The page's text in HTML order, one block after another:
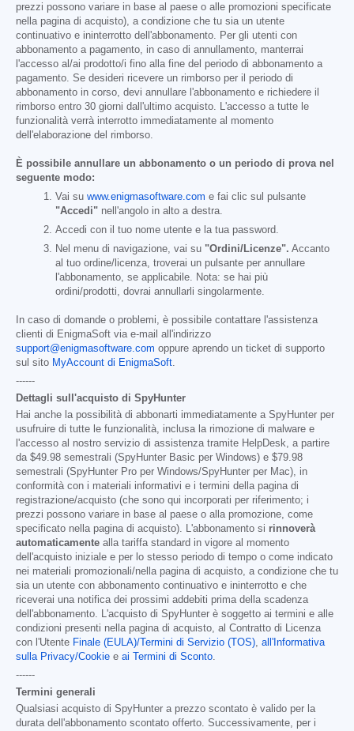
prezzi possono variare in base al paese o alle promozioni specificate
nella pagina di acquisto), a condizione che tu sia un utente
continuativo e ininterrotto dell'abbonamento. Per gli utenti con
abbonamento a pagamento, in caso di annullamento, manterrai
l'accesso al/ai prodotto/i fino alla fine del periodo di abbonamento a
pagamento. Se desideri ricevere un rimborso per il periodo di
abbonamento in corso, devi annullare l'abbonamento e richiedere il
rimborso entro 30 giorni dall'ultimo acquisto. L'accesso a tutte le
funzionalità verrà interrotto immediatamente al momento
dell'elaborazione del rimborso.
È possibile annullare un abbonamento o un periodo di prova nel
seguente modo:
Vai su www.enigmasoftware.com e fai clic sul pulsante
"Accedi" nell'angolo in alto a destra.
Accedi con il tuo nome utente e la tua password.
Nel menu di navigazione, vai su "Ordini/Licenze". Accanto
al tuo ordine/licenza, troverai un pulsante per annullare
l'abbonamento, se applicabile. Nota: se hai più
ordini/prodotti, dovrai annullarli singolarmente.
In caso di domande o problemi, è possibile contattare l'assistenza
clienti di EnigmaSoft via e-mail all'indirizzo
support@enigmasoftware.com oppure aprendo un ticket di supporto
sul sito MyAccount di EnigmaSoft.
------
Dettagli sull'acquisto di SpyHunter
Hai anche la possibilità di abbonarti immediatamente a SpyHunter per
usufruire di tutte le funzionalità, inclusa la rimozione di malware e
l'accesso al nostro servizio di assistenza tramite HelpDesk, a partire
da $49.98 semestrali (SpyHunter Basic per Windows) e $79.98
semestrali (SpyHunter Pro per Windows/SpyHunter per Mac), in
conformità con i materiali informativi e i termini della pagina di
registrazione/acquisto (che sono qui incorporati per riferimento; i
prezzi possono variare in base al paese o alla promozione, come
specificato nella pagina di acquisto). L'abbonamento si rinnoverà
automaticamente alla tariffa standard in vigore al momento
dell'acquisto iniziale e per lo stesso periodo di tempo o come indicato
nei materiali promozionali/nella pagina di acquisto, a condizione che tu
sia un utente con abbonamento continuativo e ininterrotto e che
riceverai una notifica dei prossimi addebiti prima della scadenza
dell'abbonamento. L'acquisto di SpyHunter è soggetto ai termini e alle
condizioni presenti nella pagina di acquisto, al Contratto di Licenza
con l'Utente Finale (EULA)/Termini di Servizio (TOS), all'Informativa
sulla Privacy/Cookie e ai Termini di Sconto.
------
Termini generali
Qualsiasi acquisto di SpyHunter a prezzo scontato è valido per la
durata dell'abbonamento scontato offerto. Successivamente, per i